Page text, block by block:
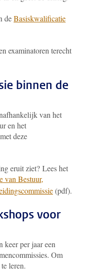
deBasiskwalificatie
examinatoren terecht
binnen de
van het
en het
deze
eruit ziet? Lees het
van Bestuur,
(pdf).
voor
keer per jaar een
Om
leren.